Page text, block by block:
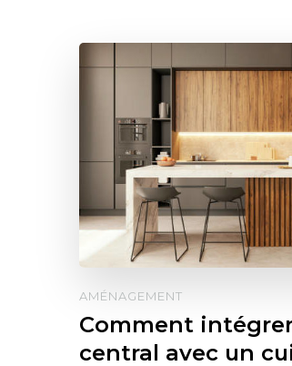
AMÉNAGEMENT
Comment
central avec un